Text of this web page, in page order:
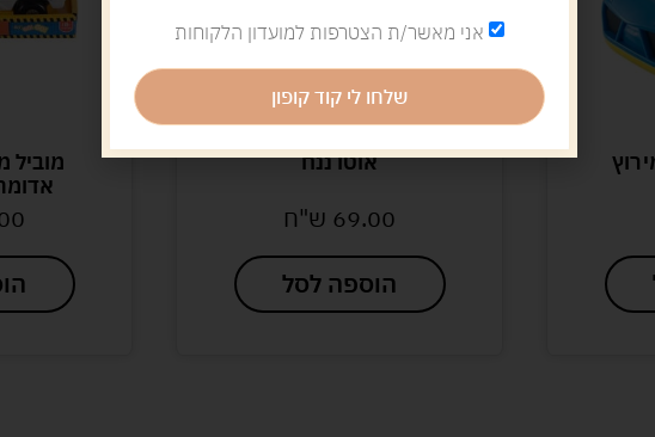
אלקטרוני
אוטו ננח
69.00 ש"ח
הוספה לסל
מוביל
אדומה + 2
אני מאשר/ת הצטרפות למועדון הלקוחות
שלחו לי קוד קופון